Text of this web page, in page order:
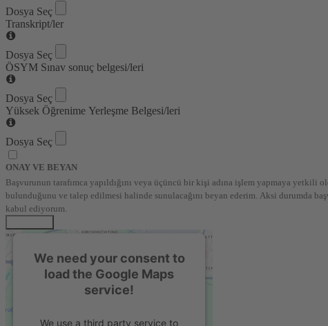
Dosya Seç
Transkript/ler
Dosya Seç
ÖSYM Sınav sonuç belgesi/leri
Dosya Seç
Yüksek Öğrenime Yerleşme Belgesi/leri
Dosya Seç
ONAY VE BEYAN
Başvurunun tarafımca yapıldığını veya üçüncü bir kişi adına işlem yapmaya
bulunduğunu ve talep edilmesi halinde sunulacağını beyan ederim. Aksi durumda
kabul ediyorum.
We need your consent to
load the Google Maps
service!
We use a third party service to